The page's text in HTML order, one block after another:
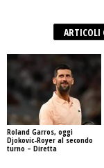
ARTICOLI
Roland Garros, oggi
Djokovic-Royer al secondo
turno – Diretta